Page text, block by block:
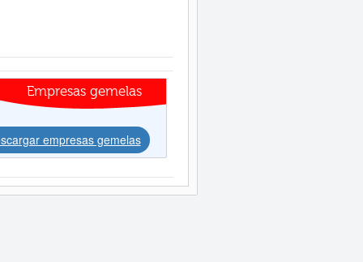
Empresas gemelas
empresas gemelas